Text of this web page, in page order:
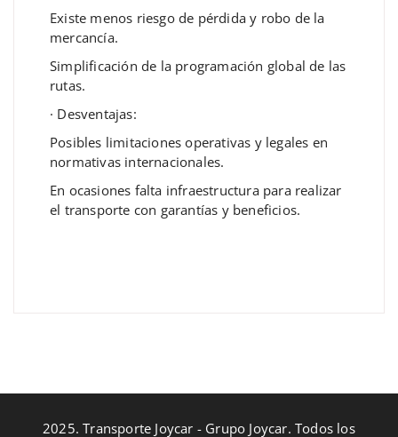
Existe menos riesgo de pérdida y robo de la
mercancía.
Simplificación de la programación global de las
rutas.
· Desventajas:
Posibles limitaciones operativas y legales en
normativas internacionales.
En ocasiones falta infraestructura para realizar
el transporte con garantías y beneficios.
2025. Transporte Joycar - Grupo Joycar. Todos los